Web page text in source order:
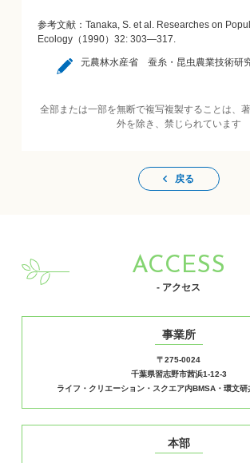
参考文献：Tanaka, S. et al. Researches on
Ecology（1990）32: 303―317.
元農林水産省 蚕糸・昆虫農業技術
全部または一部を無断で複写複製することは、
外を除き、禁じられています
戻る
ACCESS
- アクセス
事業所
〒275-0024
千葉県習志野市茜浜1-12-3
ライフ・クリエーション・スクエア内BMSA・環文
本部